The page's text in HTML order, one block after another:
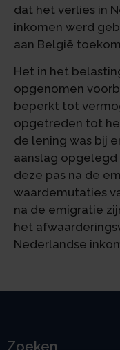
dat het verlies in
inkomen werd
aan België
Het in het
opgenomen
beperkt tot
opgetreden tot
de lening was bij
aanslag
deze pas na de
waardemutaties
na de emigratie
het
Nederlandse
Zoeken